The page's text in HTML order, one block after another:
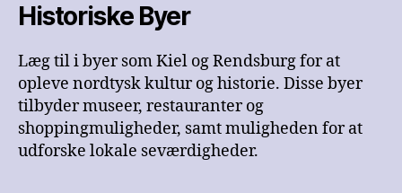
Historiske Byer
Læg til i byer som Kiel og Rendsburg for at
opleve nordtysk kultur og historie. Disse byer
tilbyder museer, restauranter og
shoppingmuligheder, samt muligheden for at
udforske lokale seværdigheder.